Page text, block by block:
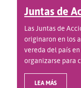
Juntas de
Las Juntas de
originaron en los
vereda del país
organizarse para
LEA MÁS